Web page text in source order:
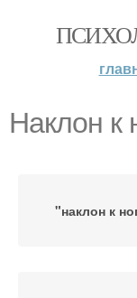
Наклон к
"наклон к